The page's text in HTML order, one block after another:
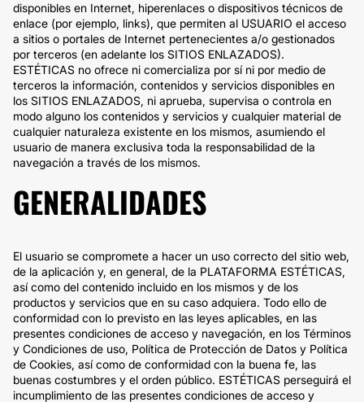
disponibles en Internet, hiperenlaces o dispositivos técnicos de
enlace (por ejemplo, links), que permiten al USUARIO el acceso
a sitios o portales de Internet pertenecientes a/o gestionados
por terceros (en adelante los SITIOS ENLAZADOS).
ESTÉTICAS no ofrece ni comercializa por sí ni por medio de
terceros la información, contenidos y servicios disponibles en
los SITIOS ENLAZADOS, ni aprueba, supervisa o controla en
modo alguno los contenidos y servicios y cualquier material de
cualquier naturaleza existente en los mismos, asumiendo el
usuario de manera exclusiva toda la responsabilidad de la
navegación a través de los mismos.
GENERALIDADES
El usuario se compromete a hacer un uso correcto del sitio web,
de la aplicación y, en general, de la PLATAFORMA ESTÉTICAS,
así como del contenido incluido en los mismos y de los
productos y servicios que en su caso adquiera. Todo ello de
conformidad con lo previsto en las leyes aplicables, en las
presentes condiciones de acceso y navegación, en los Términos
y Condiciones de uso, Política de Protección de Datos y Política
de Cookies, así como de conformidad con la buena fe, las
buenas costumbres y el orden público. ESTÉTICAS perseguirá el
incumplimiento de las presentes condiciones de acceso y